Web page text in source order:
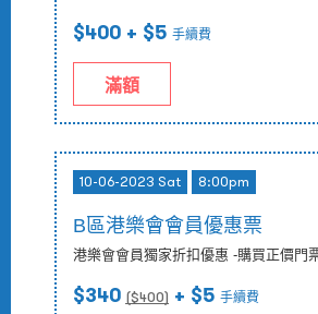
$400 + $5 手續費
滿額
10-06-2023 Sat 8:00pm
B區港樂會會員優惠票
港樂會會員獨家折扣優惠 -購買正價門
$340 ($400) + $5 手續費